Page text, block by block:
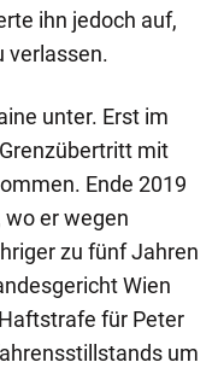
ihn jedoch auf,
verlassen.
unter. Erst im
mit
Ende 2019
wo er wegen
zu fünf Jahren
Wien
für Peter
um